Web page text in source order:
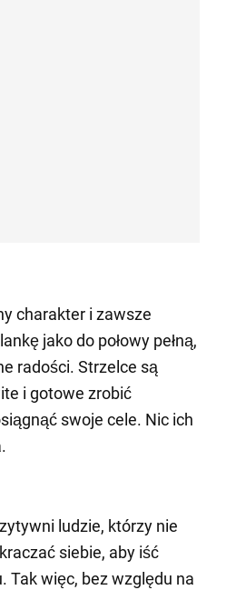
charakter i zawsze
jako do połowy pełną,
radości. Strzelce są
i gotowe zrobić
swoje cele. Nic ich
ludzie, którzy nie
siebie, aby iść
Tak więc, bez względu na